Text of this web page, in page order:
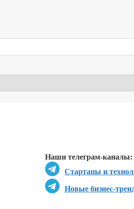
Наши телеграм-каналы:
Стартапы и
Новые бизнес-